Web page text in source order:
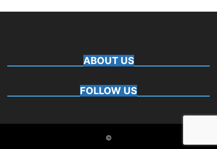
ABOUT US
FOLLOW US
©